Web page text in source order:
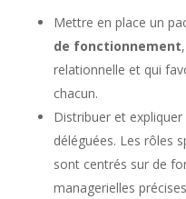
Mettre en place un
de fonctionnement
relationnelle et qui
chacun.
Distribuer et expliquer
déléguées. Les rôles
sont centrés sur de
managerielles